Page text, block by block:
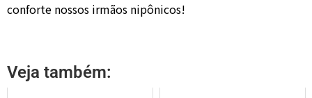
conforte nossos irmãos nipônicos!
Veja também: